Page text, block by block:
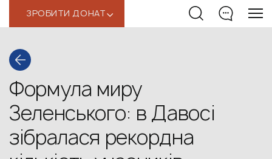
ЗРОБИТИ ДОНАТ‹
Формула миру
Зеленського: в Давосі
зібралася рекордна